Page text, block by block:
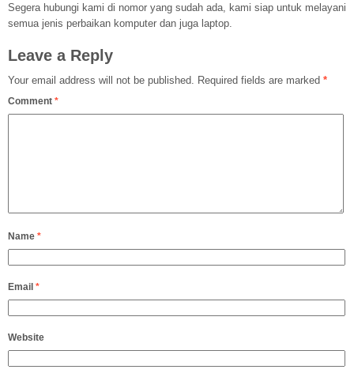
Segera hubungi kami di nomor yang sudah ada, kami siap untuk melayani
semua jenis perbaikan komputer dan juga laptop.
Leave a Reply
Your email address will not be published. Required fields are marked *
Comment *
Name *
Email *
Website